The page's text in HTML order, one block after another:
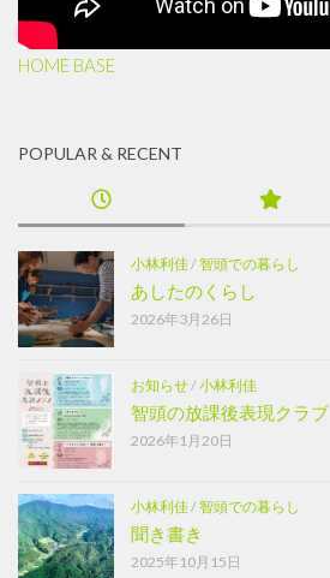
HOME BASE
POPULAR & RECENT
小林利佳/智頭での暮らし
あしたのくらし
2026年3月26日
お知らせ/小林利佳
智頭の放課後表現クラブ
2026年1月20日
小林利佳/智頭での暮らし
聞き書き
2025年10月15日